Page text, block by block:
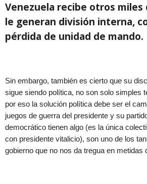
Venezuela recibe otros miles
le generan división interna,
pérdida de unidad de mando.
Sin embargo, también es cierto que su
sigue siendo política, no son solo simples
por eso la solución política debe ser el
juegos de guerra del presidente y su
democrático tienen algo (es la única
con presidente vitalicio), son uno de los
gobierno que no nos da tregua en metidas